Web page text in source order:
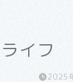
イフ
2025